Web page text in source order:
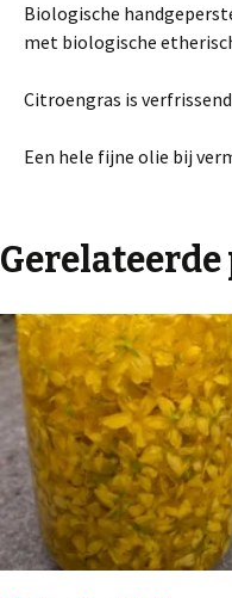
Biologische
met biologische
Citroengras is
Een hele fijne olie bij